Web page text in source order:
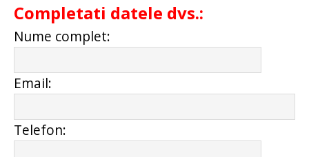
Completati datele dvs.:
Nume complet:
Email:
Telefon: